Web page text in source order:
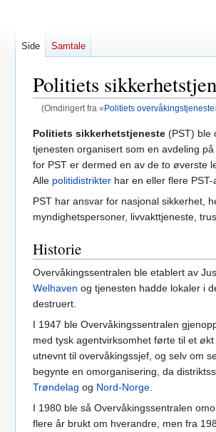
Politiets
(Omdirigert fra « Politiets overvåkingstjeneste
Hopp
til
navigering
Hopp
til
søk
Politiets sikkerhetstjeneste (PST) ble
tjenesten organisert som en avdeling på
for PST er dermed en av de to øverste
Alle politidistrikter har en eller flere
PST har ansvar for nasjonal sikkerhet,
myndighetspersoner, livvakttjeneste,
Historie
Overvåkingssentralen ble etablert av
Welhaven og tjenesten hadde lokaler i
destruert.
I 1947 ble Overvåkingssentralen
med tysk agentvirksomhet førte til et
utnevnt til overvåkingssjef, og selv om
begynte en omorganisering, da
Trøndelag og Nord-Norge
I 1980 ble så Overvåkingssentralen
flere år brukt om hverandre, men fra
Side Samtale